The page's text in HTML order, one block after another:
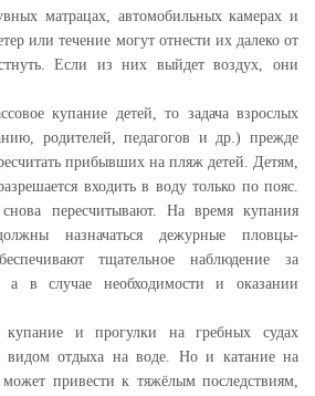
матрацах, автомобильных камерах и
или течение могут отнести их далеко от
Если из них выйдет воздух, они
купание детей, то задача взрослых
родителей, педагогов и др.) прежде
прибывших на пляж детей. Детям,
входить в воду только по пояс.
пересчитывают. На время купания
назначаться дежурные пловцы-
тщательное наблюдение за
а в случае необходимости и оказании
и прогулки на гребных судах
видом отдыха на воде. Но и катание на
привести к тяжёлым последствиям,